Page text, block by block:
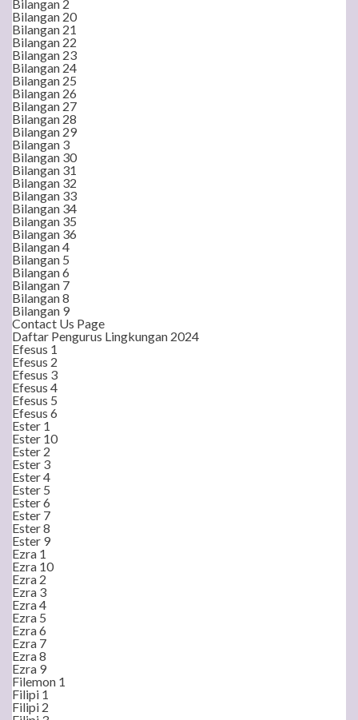
Bilangan 2
Bilangan 20
Bilangan 21
Bilangan 22
Bilangan 23
Bilangan 24
Bilangan 25
Bilangan 26
Bilangan 27
Bilangan 28
Bilangan 29
Bilangan 3
Bilangan 30
Bilangan 31
Bilangan 32
Bilangan 33
Bilangan 34
Bilangan 35
Bilangan 36
Bilangan 4
Bilangan 5
Bilangan 6
Bilangan 7
Bilangan 8
Bilangan 9
Contact Us Page
Daftar Pengurus Lingkungan 2024
Efesus 1
Efesus 2
Efesus 3
Efesus 4
Efesus 5
Efesus 6
Ester 1
Ester 10
Ester 2
Ester 3
Ester 4
Ester 5
Ester 6
Ester 7
Ester 8
Ester 9
Ezra 1
Ezra 10
Ezra 2
Ezra 3
Ezra 4
Ezra 5
Ezra 6
Ezra 7
Ezra 8
Ezra 9
Filemon 1
Filipi 1
Filipi 2